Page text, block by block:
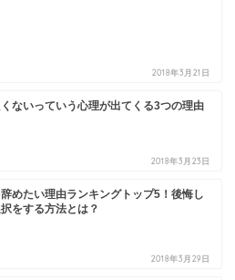
2018年3月21日
ないっていう心理が出てくる3つの理由
2018年3月23日
めたい理由ランキングトップ5！後悔し
をする方法とは？
2018年3月29日